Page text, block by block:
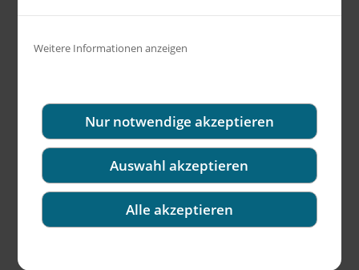
Weitere Informationen anzeigen
Nur notwendige akzeptieren
Auswahl akzeptieren
Alle akzeptieren
Mit dem Laden der Karte akzeptieren Sie die
» Alle externen Inhalte zulassen:
» Karte laden und ALLE COOKIES akzeptieren